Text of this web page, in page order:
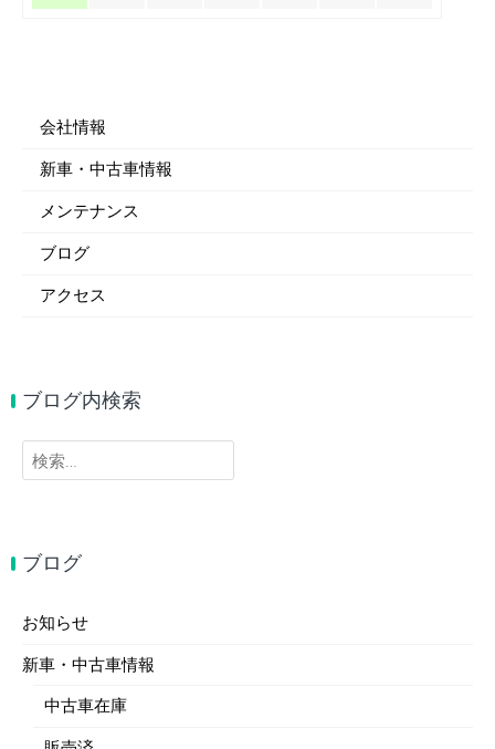
会社情報
新車・中古車情報
メンテナンス
ブログ
アクセス
ブログ内検索
検
索:
ブログ
お知らせ
新車・中古車情報
中古車在庫